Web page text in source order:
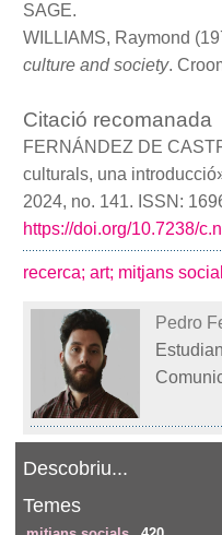
SAGE.
WILLIAMS, Raymond
culture and society.
Citació recomanada
FERNÁNDEZ DE
culturals, una
2024, no. 141. ISSN:
https://doi.org/10.7238/
recerca; art; mitjans
Pedro
Descobriu...
Temes